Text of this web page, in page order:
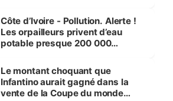
Côte d’Ivoire - Pollution. Alerte !
Les orpailleurs privent d’eau
potable presque 200 000
Le montant choquant que
Infantino aurait gagné dans la
vente de la Coupe du monde